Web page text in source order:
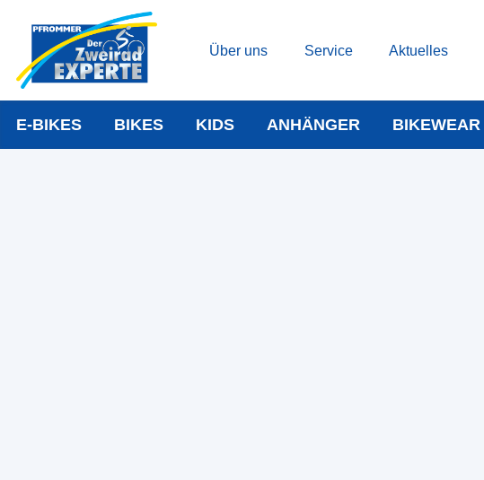
Über uns Service Aktuelles
E-BIKES BIKES KIDS ANHÄNGER BIKEWEAR